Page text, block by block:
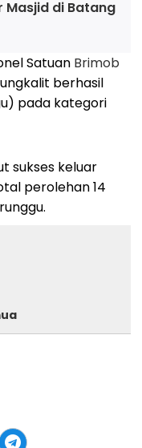
Masjid di Batang
Satuan Brimob
berhasil
pada kategori
sukses keluar
perolehan 14